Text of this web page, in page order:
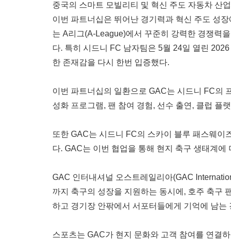
중국의 스마트 모빌리티 및 혁신 주도 자동차 산
이번 파트너십은 뛰어난 경기력과 혁신 주도 성
는 A리그(A-League)에서 꾸준히 강력한 경쟁력
다. 특히 시드니 FC 남자팀은 5월 24일 열린
한 존재감을 다시 한번 입증했다.
이번 파트너십의 일환으로 GAC는 시드니 FC의
성화 프로그램, 팬 참여 경험, 선수 출연, 클럽 플
또한 GAC는 시드니 FC의 스카이 블루 패스웨이
다. GAC는 이번 협업을 통해 현지 축구 생태계
GAC 인터내셔널 오스트레일리아(GAC
까지 축구의 성장을 지원하는 동시에, 호주 축구
하고 경기장 안팎에서 서포터들에게 기억에 남
스포츠는 GAC가 현지 문화와 고객 참여를 연결